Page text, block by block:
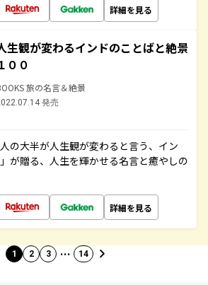
詳細を見る
生観が変わるインドのことばと絶景
００
旅の名言＆絶景
発売
の大半が人生観が変わると言う、イン
が贈る、人生を輝かせる名言と癒やしの
詳細を見る
1 2 3 … 14